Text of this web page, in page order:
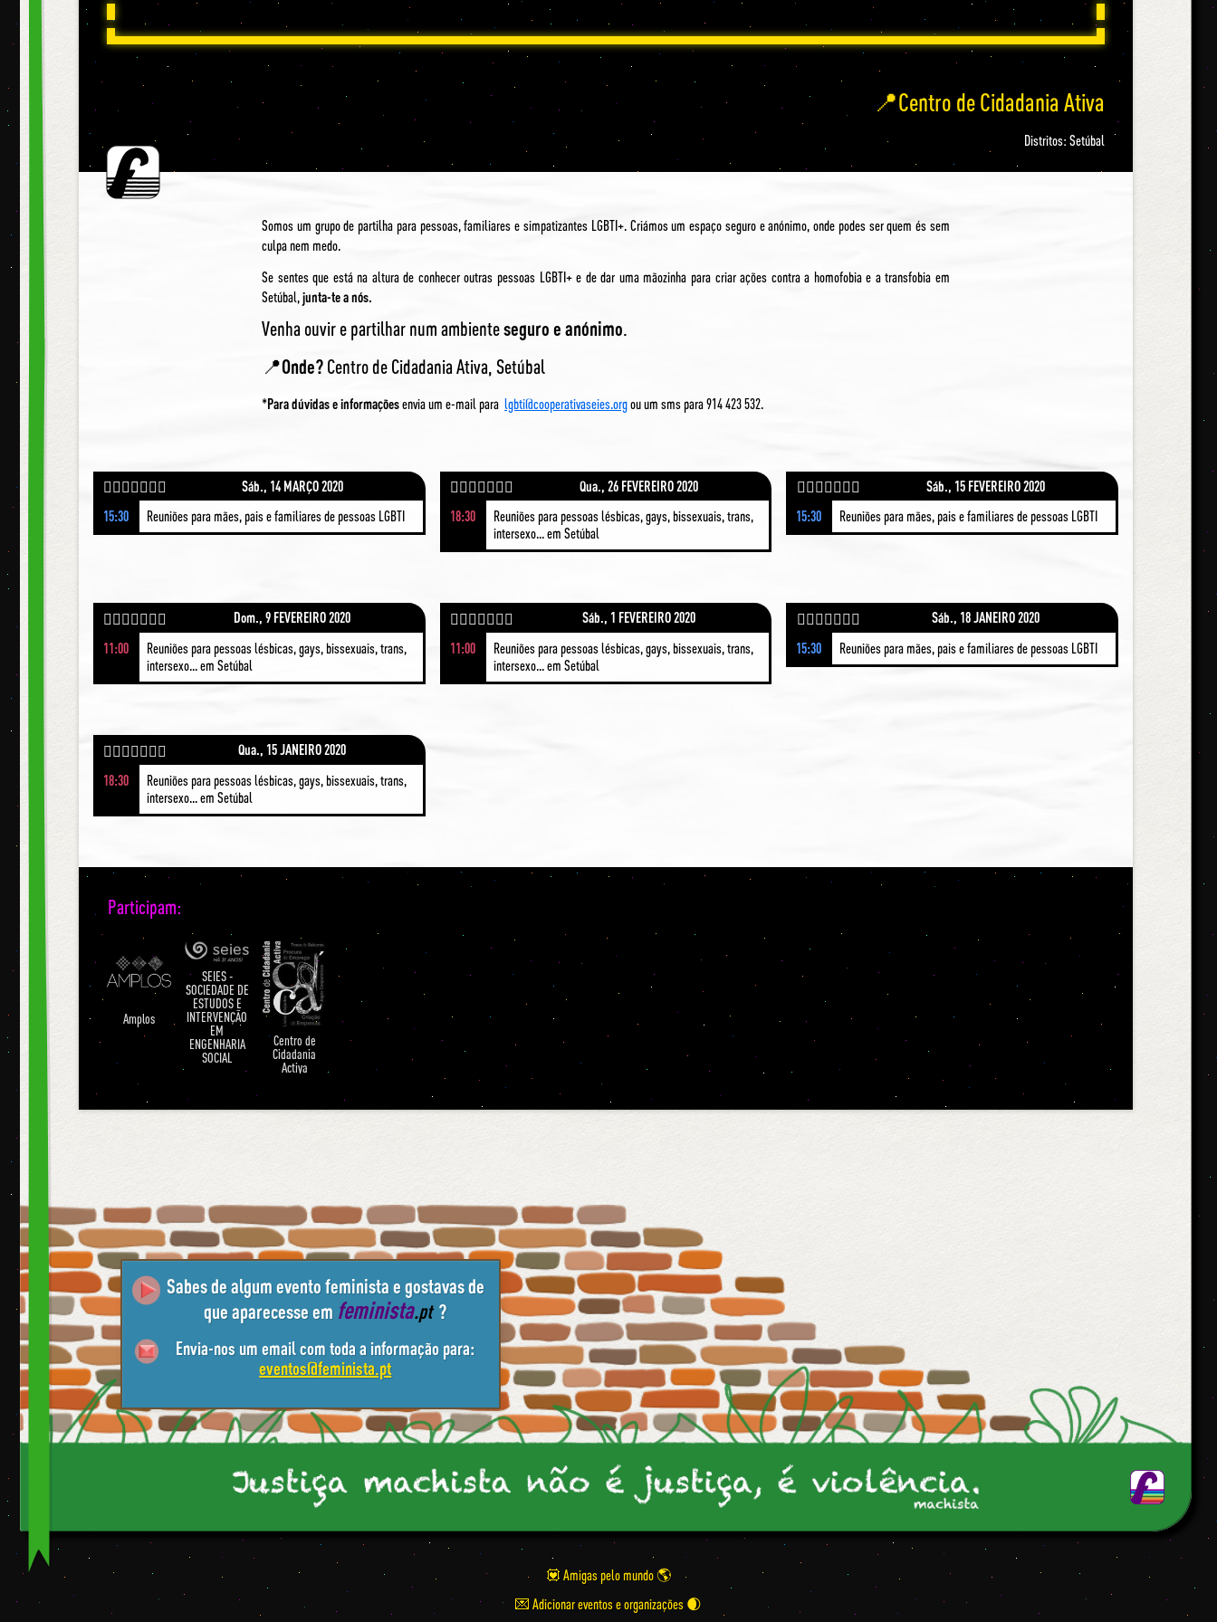
📍Centro de Cidadania Ativa
Distritos: Setúbal
Somos um grupo de partilha para pessoas, familiares e simpatizantes LGBTI+. Criámos um espaço seguro e anónimo, onde podes ser quem és sem
culpa nem medo.
Se sentes que está na altura de conhecer outras pessoas LGBTI+ e de dar uma mãozinha para criar ações contra a homofobia e a transfobia em
Setúbal,junta-te a nós.
Venha ouvir e partilhar num ambienteseguro e anónimo.
📍Onde? Centro de Cidadania Ativa, Setúbal
*Para dúvidas e informaçõesenvia um e-mail para lgbti@cooperativaseies.orgou um sms para 914 423 532.
🏳️‍🌈👩🏾‍🤝‍👩🏼
Sáb., 14 MARÇO 2020
15:30
Reuniões para mães, pais e familiares de pessoas LGBTI
🏳️‍🌈👩🏾‍🤝‍👩🏼
Qua., 26 FEVEREIRO 2020
18:30
Reuniões para pessoas lésbicas, gays, bissexuais, trans,
intersexo... em Setúbal
🏳️‍🌈👩🏾‍🤝‍👩🏼
Sáb., 15 FEVEREIRO 2020
15:30
Reuniões para mães, pais e familiares de pessoas LGBTI
🏳️‍🌈👩🏾‍🤝‍👩🏼
Dom., 9 FEVEREIRO 2020
11:00
Reuniões para pessoas lésbicas, gays, bissexuais, trans,
intersexo... em Setúbal
🏳️‍🌈👩🏾‍🤝‍👩🏼
Sáb., 1 FEVEREIRO 2020
11:00
Reuniões para pessoas lésbicas, gays, bissexuais, trans,
intersexo... em Setúbal
🏳️‍🌈👩🏾‍🤝‍👩🏼
Sáb., 18 JANEIRO 2020
15:30
Reuniões para mães, pais e familiares de pessoas LGBTI
🏳️‍🌈👩🏾‍🤝‍👩🏼
Qua., 15 JANEIRO 2020
18:30
Reuniões para pessoas lésbicas, gays, bissexuais, trans,
intersexo... em Setúbal
Participam:
Amplos
SEIES -
SOCIEDADE DE
ESTUDOS E
INTERVENÇÃO
EM
ENGENHARIA
SOCIAL
Centro de
Cidadania
Activa
Sabes de algum evento feminista e gostavas de
que aparecesse em feminista.pt ?
Envia-nos um email com toda a informação para:
eventos@feminista.pt
💟 Amigas pelo mundo
💌 Adicionar eventos e organizações